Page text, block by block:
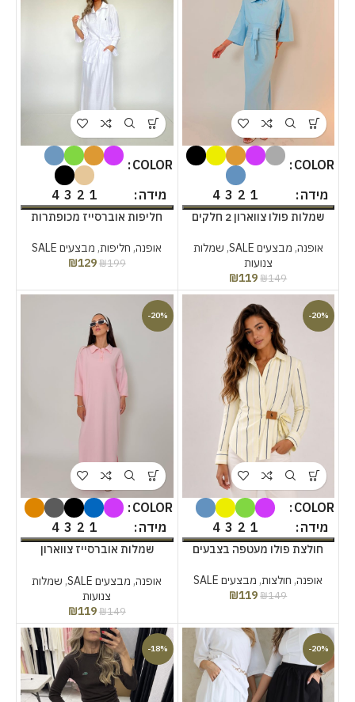
COLOR
מידה
1
2
3
4
שמלות פולו צווארון 2 חלקים
אופנה, מבצעים SALE , שמלות
צנועות
₪149
₪119
COLOR
מידה
1
2
3
4
חליפות אוברסייז מכופתרות
אופנה, חליפות, מבצעים SALE
₪199
₪129
-20%
COLOR
מידה
1
2
3
4
חולצת פולו מעטפה בצבעים
אופנה, חולצות, מבצעים SALE
₪149
₪119
-20%
COLOR
מידה
1
2
3
4
שמלות אוברסייז צווארון
אופנה, מבצעים SALE , שמלות
צנועות
₪149
₪119
-20%
-18%